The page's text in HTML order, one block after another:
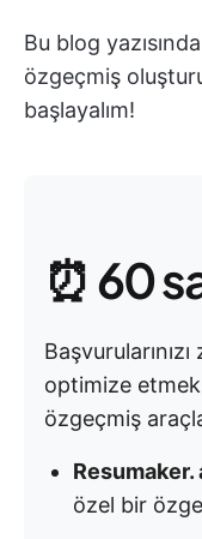
Bu blog
özgeçmiş
başlayalım!
⏰ 60
optimize
özgeçmiş
Resumaker.
özel bir